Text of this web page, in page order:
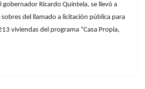
gobernador Ricardo Quintela, se llevó a
del llamado a licitación pública para
viviendas del programa “Casa Propia,